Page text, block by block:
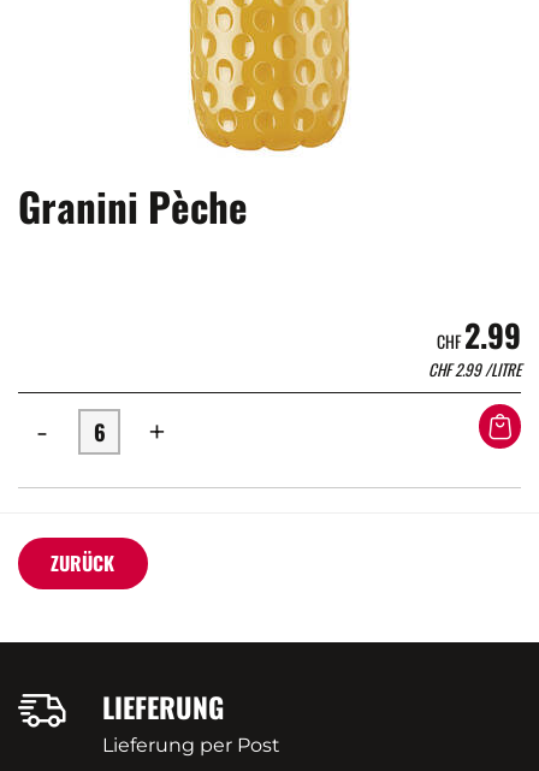
Granini Pèche
CHF2.99
CHF2.99/LITRE
- +
ZURÜCK
LIEFERUNG
Lieferung per Post